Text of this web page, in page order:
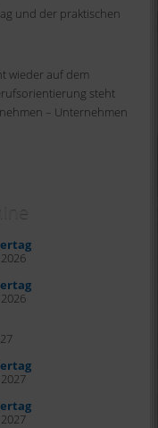
und der praktischen
wieder auf dem
steht
– Unternehmen